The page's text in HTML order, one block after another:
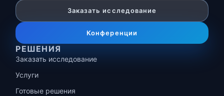
Заказать исследование
Конференции
РЕШЕНИЯ
Заказать исследование
Услуги
Готовые решения